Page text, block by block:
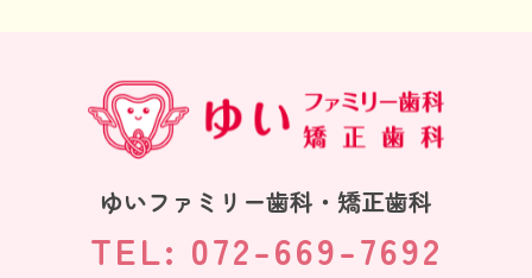
ゆいファミリー歯科・矯正歯科
TEL: 072-669-7692